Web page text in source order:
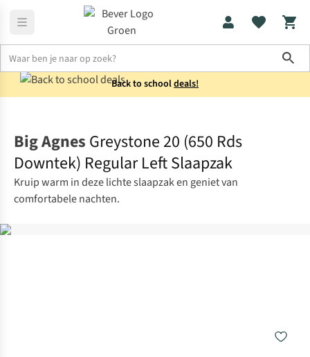
Back to schooldeals!
Big Agnes Greystone 20 (650 Rds
Downtek) Regular Left Slaapzak
Kruip warm in deze lichte slaapzak en geniet van
comfortabele nachten.